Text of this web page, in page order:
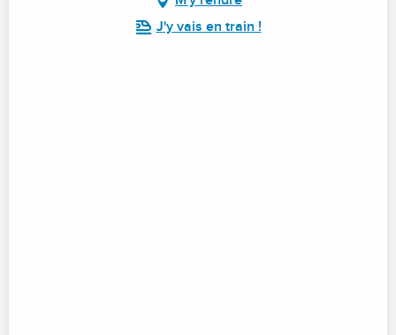
J'y vais en train !